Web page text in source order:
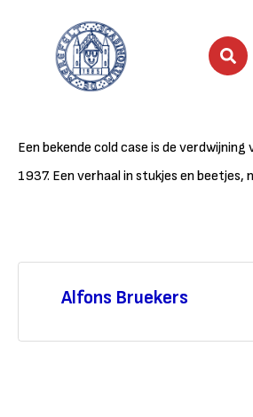
Een bekende cold case is de verdwijning
1937. Een verhaal in stukjes en beetjes,
Alfons Bruekers